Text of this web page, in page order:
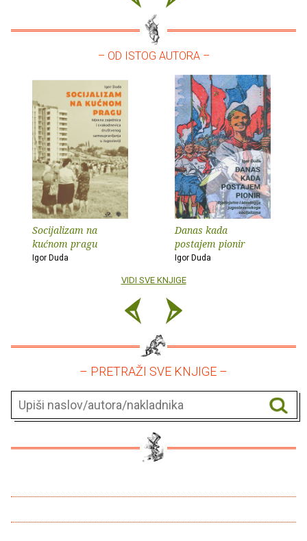
– OD ISTOG AUTORA –
Socijalizam na
kućnom pragu
Igor Duda
Danas kada
postajem pionir
Igor Duda
VIDI SVE KNJIGE
– PRETRAŽI SVE KNJIGE –